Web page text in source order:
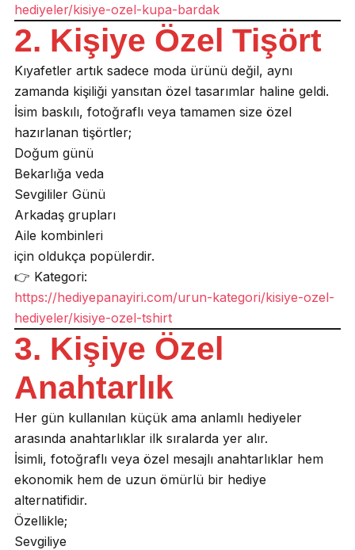
hediyeler/kisiye-ozel-kupa-bardak
2. Kişiye Özel Tişört
Kıyafetler artık sadece moda ürünü değil, aynı
zamanda kişiliği yansıtan özel tasarımlar haline geldi.
İsim baskılı, fotoğraflı veya tamamen size özel
hazırlanan tişörtler;
Doğum günü
Bekarlığa veda
Sevgililer Günü
Arkadaş grupları
Aile kombinleri
için oldukça popülerdir.
👉 Kategori:
https://hediyepanayiri.com/urun-kategori/kisiye-ozel-
hediyeler/kisiye-ozel-tshirt
3. Kişiye Özel
Anahtarlık
Her gün kullanılan küçük ama anlamlı hediyeler
arasında anahtarlıklar ilk sıralarda yer alır.
İsimli, fotoğraflı veya özel mesajlı anahtarlıklar hem
ekonomik hem de uzun ömürlü bir hediye
alternatifidir.
Özellikle;
Sevgiliye